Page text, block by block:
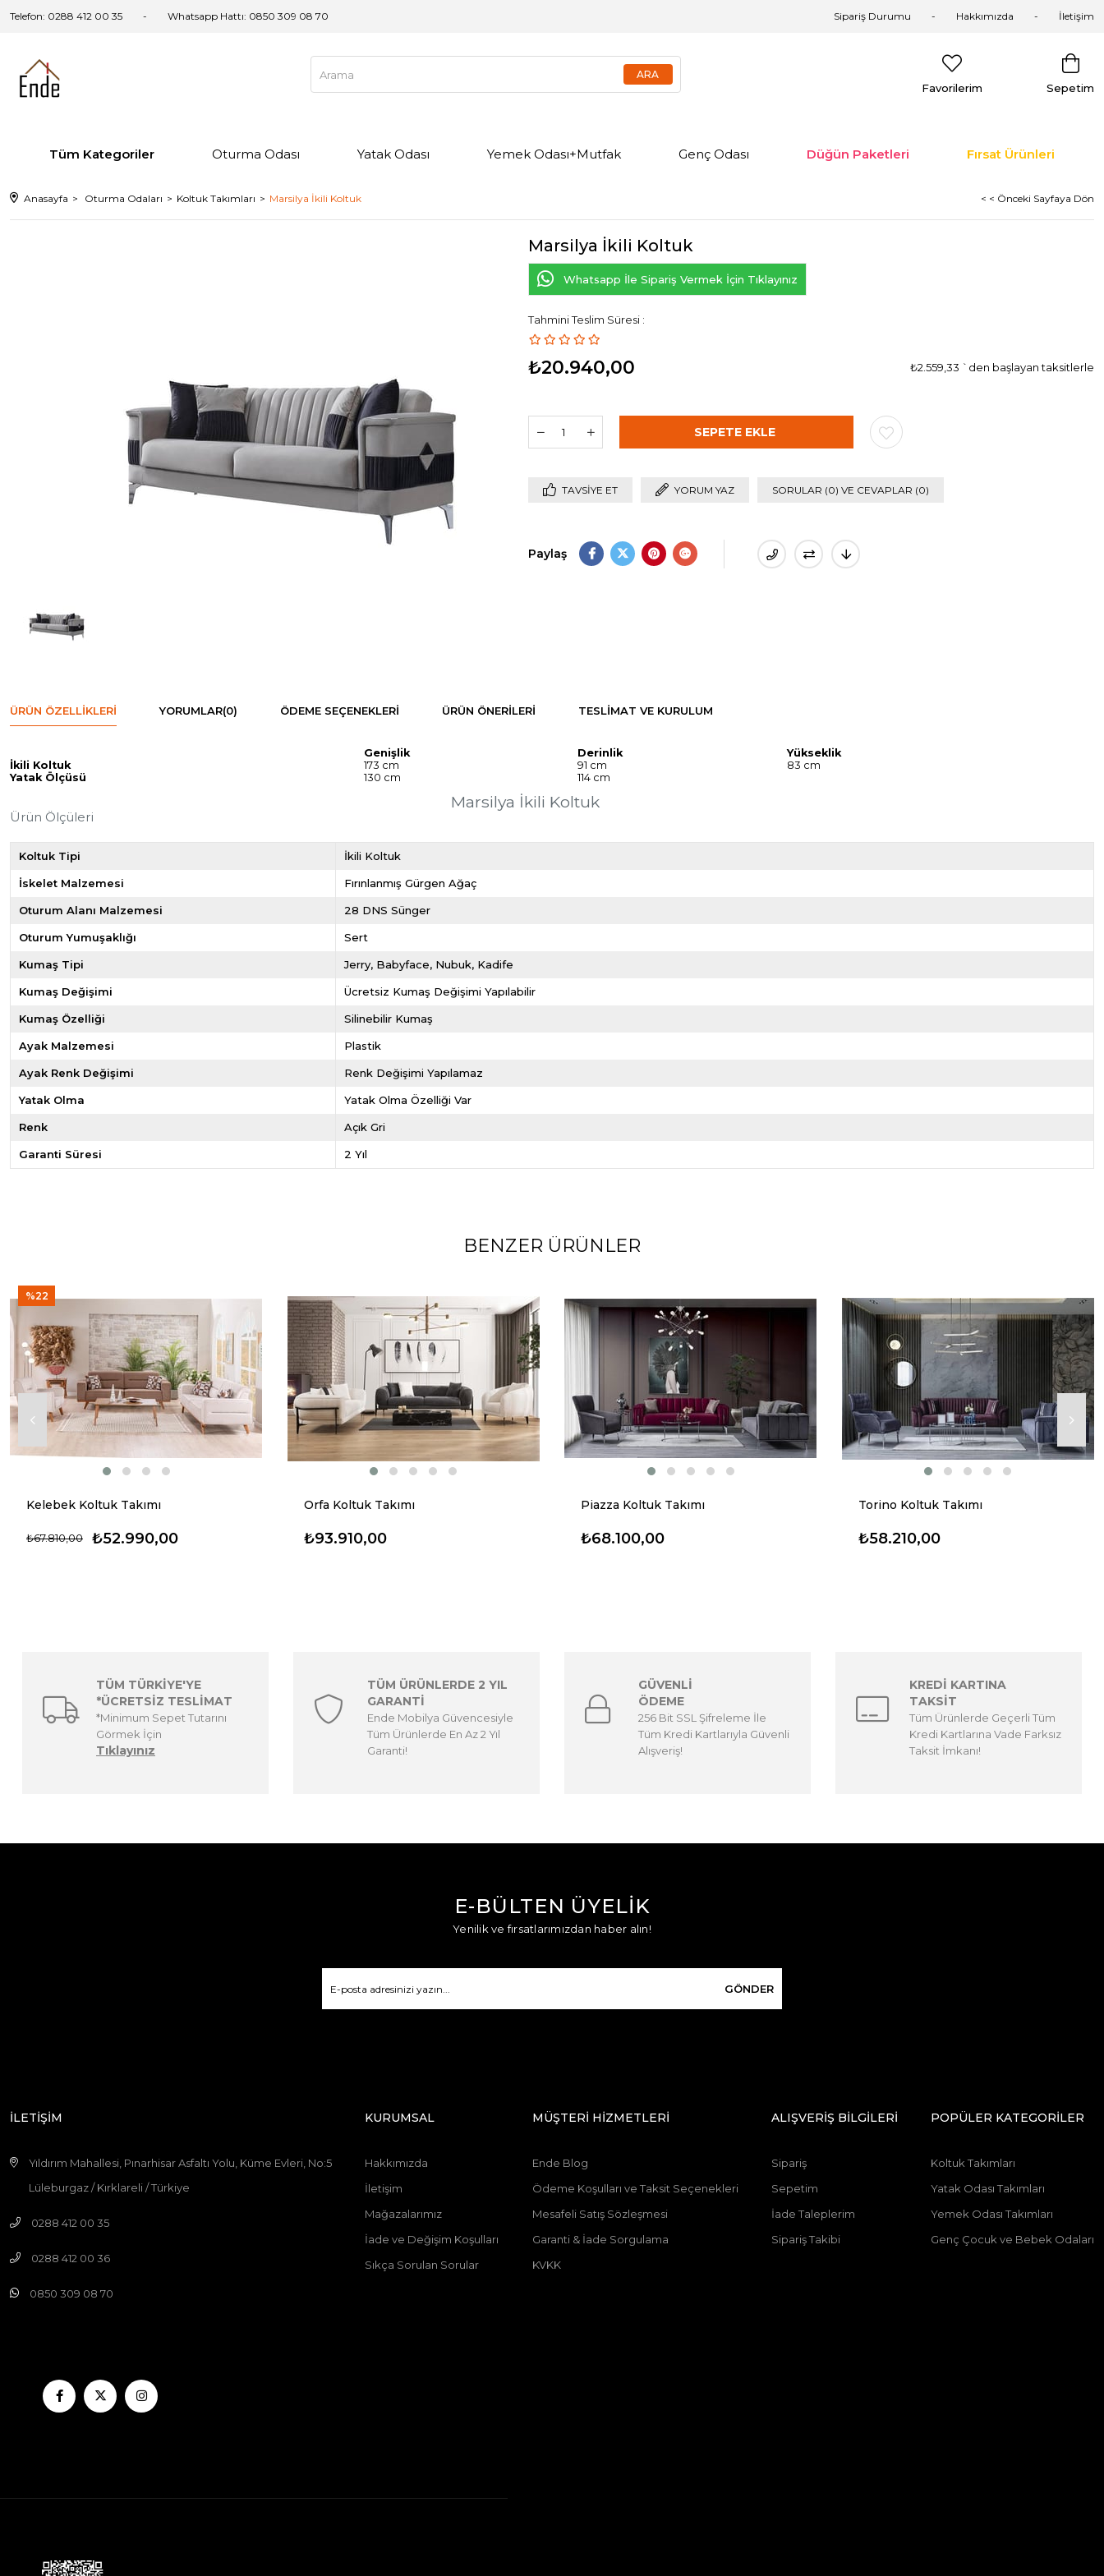
Telefon: 0288 412 00 35 Whatsapp Hattı: 0850 309 08 70 Sipariş Durumu Hakkımızda İletişim
Sepetim
Favorilerim
Tüm Kategoriler Oturma Odası Yatak Odası Yemek Odası+Mutfak Genç Odası Düğün Paketleri Fırsat Ürünleri
Anasayfa Oturma Odaları Koltuk Takımları Marsilya İkili Koltuk < < Önceki Sayfaya Dön
Marsilya İkili Koltuk
Whatsapp İle Sipariş Vermek İçin Tıklayınız
Tahmini Teslim Süresi :
₺20.940,00 ₺2.559,33 `den başlayan taksitlerle
TAVSIYE ET YORUM YAZ SORULAR (0) VE CEVAPLAR (0)
Paylaş
ÜRÜN ÖZELLIKLERI YORUMLAR(0) ÖDEME SEÇENEKLERI ÜRÜN ÖNERILERI TESLIMAT VE KURULUM
Marsilya İkili Koltuk
Ürün Ölçüleri
Genişlik Derinlik
Yükseklik
İkili Koltuk
173 cm 91 cm
83 cm
Yatak Ölçüsü
130 cm 114 cm
Koltuk Tipi İkili Koltuk
İskelet Malzemesi Fırınlanmış Gürgen Ağaç
Oturum Alanı Malzemesi 28 DNS Sünger
Oturum Yumuşaklığı Sert
Kumaş Tipi Jerry Babyface Nubuk Kadife
Kumaş Değişimi Ücretsiz Kumaş Değişimi Yapılabilir
Kumaş Özelliği Silinebilir Kumaş
Ayak Malzemesi Plastik
Ayak Renk Değişimi Renk Değişimi Yapılamaz
Yatak Olma Yatak Olma Özelliği Var
Renk Açık Gri
Garanti Süresi 2 Yıl
BENZER ÜRÜNLER
Kelebek Koltuk Takımı
₺52.990,00
₺67.810,00
%22
Orfa Koltuk Takımı
₺93.910,00
Piazza Koltuk Takımı
₺68.100,00
Torino Koltuk Takımı
₺58.210,00
TÜM TÜRKİYE'YE
*ÜCRETSİZ TESLİMAT
*Minimum Sepet Tutarını
Görmek İçin
Tıklayınız
TÜM ÜRÜNLERDE 2 YIL
GARANTİ
Ende Mobilya Güvencesiyle
Tüm Ürünlerde En Az 2 Yıl
Garanti!
GÜVENLİ
ÖDEME
256 Bit SSL Şifreleme İle
Tüm Kredi Kartlarıyla Güvenli
Alışveriş!
KREDİ KARTINA
TAKSİT
Tüm Ürünlerde Geçerli Tüm
Kredi Kartlarına Vade Farksız
Taksit İmkanı!
E-BÜLTEN ÜYELİK
Yenilik ve fırsatlarımızdan haber alın!
GÖNDER
İLETİŞİM
Yıldırım Mahallesi, Pınarhisar Asfaltı Yolu, Küme Evleri, No:5
Lüleburgaz / Kırklareli / Türkiye
0288 412 00 35
0288 412 00 36
0850 309 08 70
KURUMSAL
Hakkımızda
İletişim
Mağazalarımız
İade ve Değişim Koşulları
Sıkça Sorulan Sorular
MÜŞTERİ HİZMETLERİ
Ende Blog
Ödeme Koşulları ve Taksit Seçenekleri
Mesafeli Satış Sözleşmesi
Garanti & İade Sorgulama
KVKK
ALIŞVERİŞ BİLGİLERİ
Sipariş
Sepetim
İade Taleplerim
Sipariş Takibi
POPÜLER KATEGORİLER
Koltuk Takımları
Yatak Odası Takımları
Yemek Odası Takımları
Genç Çocuk ve Bebek Odaları